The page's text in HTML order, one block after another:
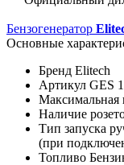
Бензогенератор
Основные
Бренд Elitech
Артикул GES
Максимальная
Наличие
Тип запуска
(при
Топливо